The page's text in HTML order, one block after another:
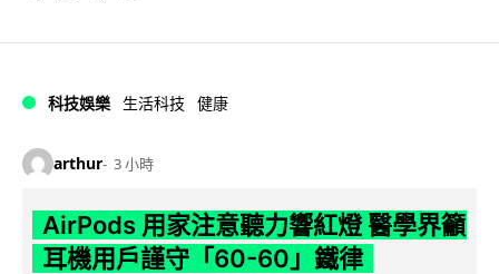
科技娛樂 生活科技 健康
arthur 3 小時
AirPods 用家注意聽力響紅燈 醫學界籲
耳機用戶謹守「60-60」鐵律